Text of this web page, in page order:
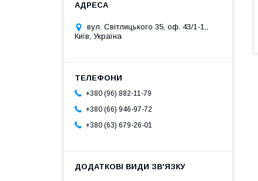
вул. Світлицького 35, оф. 43/1-1,,
Київ, Україна
+380 (96) 882-11-79
+380 (66) 946-97-72
+380 (63) 679-26-01